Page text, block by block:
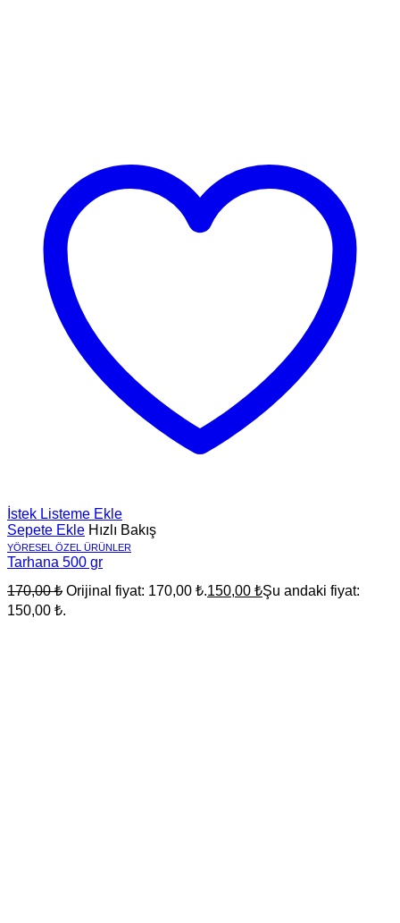
İstek Listeme Ekle
Sepete Ekle Hızlı Bakış
YÖRESEL ÖZEL ÜRÜNLER
Tarhana 500 gr
170,00₺ Orijinal fiyat: 170,00 ₺.150,00 ₺Şu andaki fiyat:
150,00 ₺.